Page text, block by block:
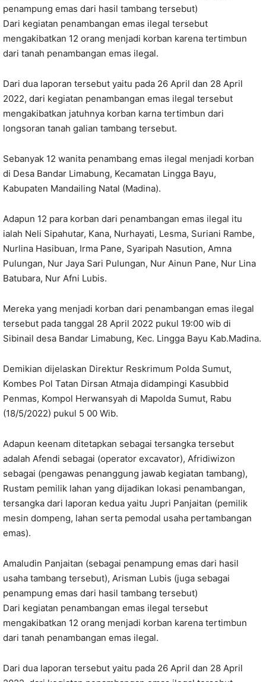
penampung emas dari hasil tambang tersebut)
Dari kegiatan penambangan emas ilegal tersebut
mengakibatkan 12 orang menjadi korban karena tertimbun
dari tanah penambangan emas ilegal.
Dari dua laporan tersebut yaitu pada 26 April dan 28 April
2022, dari kegiatan penambangan emas ilegal tersebut
mengakibatkan jatuhnya korban karna tertimbun dari
longsoran tanah galian tambang tersebut.
Sebanyak 12 wanita penambang emas ilegal menjadi korban
di Desa Bandar Limabung, Kecamatan Lingga Bayu,
Kabupaten Mandailing Natal (Madina).
Adapun 12 para korban dari penambangan emas ilegal itu
ialah Neli Sipahutar, Kana, Nurhayati, Lesma, Suriani Rambe,
Nurlina Hasibuan, Irma Pane, Syaripah Nasution, Amna
Pulungan, Nur Jaya Sari Pulungan, Nur Ainun Pane, Nur Lina
Batubara, Nur Afni Lubis.
Mereka yang menjadi korban dari penambangan emas ilegal
tersebut pada tanggal 28 April 2022 pukul 19:00 wib di
Sibinail desa Bandar Limabung, Kec. Lingga Bayu Kab.Madina.
Demikian dijelaskan Direktur Reskrimum Polda Sumut,
Kombes Pol Tatan Dirsan Atmaja didampingi Kasubbid
Penmas, Kompol Herwansyah di Mapolda Sumut, Rabu
(18/5/2022) pukul 5 00 Wib.
Adapun keenam ditetapkan sebagai tersangka tersebut
adalah Afendi sebagai (operator excavator), Afridiwizon
sebagai (pengawas penanggung jawab kegiatan tambang),
Rustam pemilik lahan yang dijadikan lokasi penambangan,
tersangka dari laporan kedua yaitu Jupri Panjaitan (pemilik
mesin dompeng, lahan serta pemodal usaha pertambangan
emas).
Amaludin Panjaitan (sebagai penampung emas dari hasil
usaha tambang tersebut), Arisman Lubis (juga sebagai
penampung emas dari hasil tambang tersebut)
Dari kegiatan penambangan emas ilegal tersebut
mengakibatkan 12 orang menjadi korban karena tertimbun
dari tanah penambangan emas ilegal.
Dari dua laporan tersebut yaitu pada 26 April dan 28 April